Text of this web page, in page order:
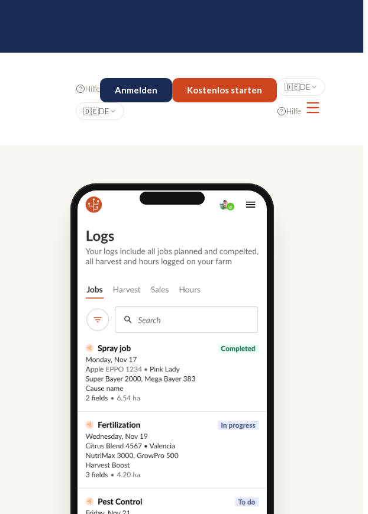
Hilfe Anmelden Kostenlos starten
🇩🇪DE
🇩🇪DE
Hilfe